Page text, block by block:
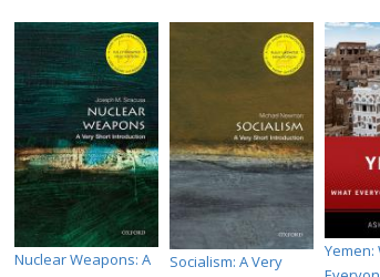
Nuclear Weapons: A
Socialism: A Very
Yemen: